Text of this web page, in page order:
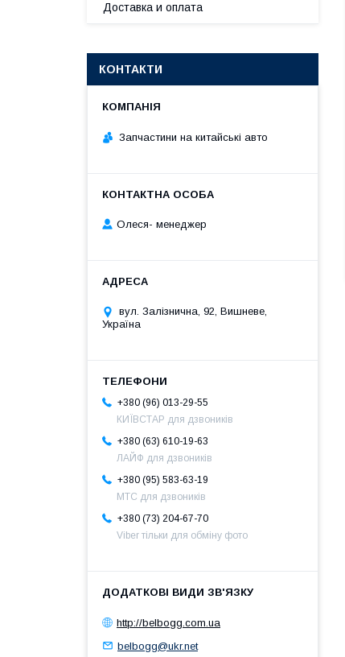
Доставка и оплата
КОНТАКТИ
Запчастини на китайські авто
Олеся- менеджер
вул. Залізнична, 92, Вишневе,
Україна
+380 (96) 013-29-55
КИЇВСТАР для дзвоників
+380 (63) 610-19-63
ЛАЙФ для дзвоників
+380 (95) 583-63-19
МТС для дзвоників
+380 (73) 204-67-70
Viber тільки для обміну фото
http://belbogg.com.ua
belbogg@ukr.net